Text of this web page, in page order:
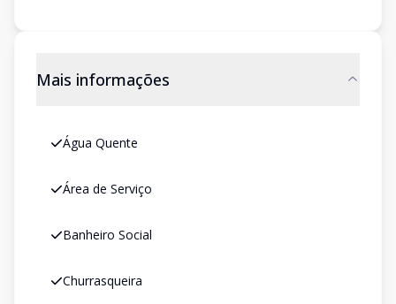
Mais informações
Água Quente
Área de Serviço
Banheiro Social
Churrasqueira